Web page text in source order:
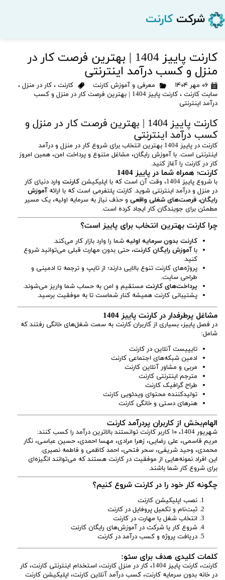
شرکت کارنت
کارنت پاییز 1404 | بهترین فرصت کار در
منزل و کسب درآمد اینترنتی
۰۶ مهر ۱۴۰۴ معرفی و آموزش کارنت کارنت ، کار در منزل ،
سایت کارنت ،
کارنت پاییز 1404 | بهترین فرصت کار در منزل و کسب
درآمد اینترنتی
کارنت پاییز 1404 | بهترین فرصت کار در منزل و
کسب درآمد اینترنتی
کارنت در پاییز 1404 بهترین انتخاب برای شروع کار در منزل و درآمد
اینترنتی است. با آموزش رایگان، مشاغل متنوع و پرداخت امن، همین امروز
کار در کارنت را آغاز کنید.
کارنت؛ همراه شما در پاییز 1404
با شروع پاییز 1404، وقت آن است که با اپلیکیشن کارنت وارد دنیای کار
در منزل و درآمد اینترنتی شوید. کارنت پلتفرمی است که با ارائهآموزش
رایگان، فرصت‌های شغلی واقعی و حذف نیاز به سرمایه اولیه، یک مسیر
مطمئن برای جویندگان کار ایجاد کرده است.
چرا کارنت بهترین انتخاب برای پاییز است؟
کارنت بدون سرمایه اولیه شما را وارد بازار کار می‌کند.
باآموزش رایگان کارنت، حتی بدون مهارت قبلی می‌توانید شروع
کنید.
پروژه‌های کارنت تنوع بالایی دارند؛ از تایپ و ترجمه تا ادمینی و
طراحی سایت.
پرداخت‌های کارنت مستقیم و امن به حساب شما واریز می‌شوند.
پشتیبانی کارنت همیشه کنار شماست تا به موفقیت برسید.
مشاغل پرطرفدار در کارنت پاییز 1404
در فصل پاییز، بسیاری از کاربران کارنت به سمت شغل‌های خانگی رفتند که
شامل:
تایپیست آنلاین در کارنت
ادمین شبکه‌های اجتماعی کارنت
مربی و مشاور آنلاین کارنت
مترجم اینترنتی کارنت
طراح گرافیک کارنت
تولید‌کننده محتوای ویدئویی کارنت
هنرهای دستی و خانگی کارنت
الهام‌بخش از کاربران پردرآمد کارنت
شهریور 1404، ۱۰ کاربر کارنت توانستند بالاترین درآمد را کسب کنند:
مریم قاسمی، علی رضایی، زهرا مرادی، مهسا احمدی، حسین عباسی، نگار
محمدی، وحید شریفی، سحر فتحی، احمد کاظمی و فاطمه نصیری.
این افراد نمونه‌هایی از موفقیت در کارنت هستند که می‌توانند انگیزه‌ای
برای شروع کار شما باشند.
چگونه کار خود را در کارنت شروع کنیم؟
نصب اپلیکیشن کارنت
ثبت‌نام و تکمیل پروفایل در کارنت
انتخاب شغل یا مهارت در کارنت
شروع کار یا شرکت در آموزش‌های رایگان کارنت
دریافت پروژه و کسب درآمد در کارنت
کلمات کلیدی هدف برای سئو:
کارنت، کارنت پاییز 1404، کار در منزل کارنت، استخدام اینترنتی کارنت، کار
در خانه بدون سرمایه کارنت، کسب درآمد آنلاین کارنت، اپلیکیشن کارنت